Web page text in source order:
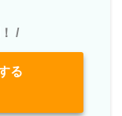
/
る